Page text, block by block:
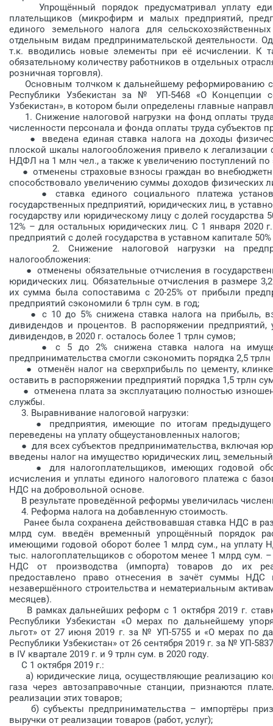
Упрощённый порядок предусмат­ривал уплату
плательщиков (микрофирм и малых предприятий,
единого земельного налога для
отдельным видам предпринимательс­кой деятельности.
т.к. вводились новые элементы при её исчислении. К
обязательному количеству работников в отдельных
розничная торговля).
Основным толчком к дальней­шему реформированию
Республики Узбекистан за № УП-5468 «О Концепции
Узбекистан», в котором были определены главные
1. Снижение налоговой нагрузки на фонд оплаты
численности персонала и фонда оплаты труда субъектов
● введена единая ставка налога на доходы
плоской шкалы налогообложения привело к легализации
НДФЛ на 1 млн чел., а также к увеличению поступлений по
● отменены страховые взносы граждан во
способствовало увеличению суммы доходов физических
● ставка единого социального платежа
государственных предприятий, юридических лиц, в
государству или юридическому лицу с долей государства
12% – для остальных юридических лиц. С 1 января 2020
предприятий с долей государства в уставном капитале
2. Снижение налоговой нагрузки на
налогообложения:
● отменены обязательные отчис­ления в
юридических лиц. Обязательные отчисления в размере
их сумма была сопоставима с 20-25% от прибыли
предприятий сэкономили 6 трлн сум. в год;
● с 10 до 5% снижена ставка налога на прибыль,
дивидендов и процентов. В распоряжении
дивидендов, в 2020 г. осталось более 1 трлн сумов;
● с 5 до 2% снижена ставка налога на
предпринимательства смогли сэкономить порядка 2,5 трлн
● отменён налог на сверхприбыль по цементу,
оставить в распоряжении предприятий порядка 1,5 трлн
● отменена плата за эксплуатацию полностью
службы.
3. Выравнивание налоговой нагрузки:
● предприятия, имеющие по итогам предыдущего
переведены на уплату общеустановленных налогов;
● для всех субъектов предпринимательства, включая
введены налог на иму­щество юридических лиц,
● для налогоплательщиков, имеющих годовой
исчисления и уплаты единого налогового платежа с
НДС на добровольной основе.
В результате проведённой реформы увеличилась
4. Реформа налога на добавленную стоимость.
Ранее была сохранена действовавшая ставка НДС в
млрд сум. введён временный упрощённый порядок
имеющими годовой оборот более 1 млрд сум., на уплату
тыс. налогоплательщиков с оборотом менее 1 млрд сум.
НДС от производства (импорта) товаров до их
предоставлено право отнесения в зачёт суммы
незавершённого строительства и нематериальным
месяцев).
В рамках дальнейших реформ с 1 октября 2019 г.
Республики Узбекистан «О мерах по дальнейшему
льгот» от 27 июня 2019 г. за № УП-5755 и «О мерах по
Республики Узбекистан» от 26 сентября 2019 г. за № УП-
в IV квартале 2019 г. и 9 трлн сум. в 2020 году.
С 1 октября 2019 г.:
а) юридические лица, осуществляющие реализацию
газа через автозаправочные станции, признаются
реализации этих товаров;
б) субъекты предпринимательства – импортёры
выручки от реализации товаров (работ, услуг);